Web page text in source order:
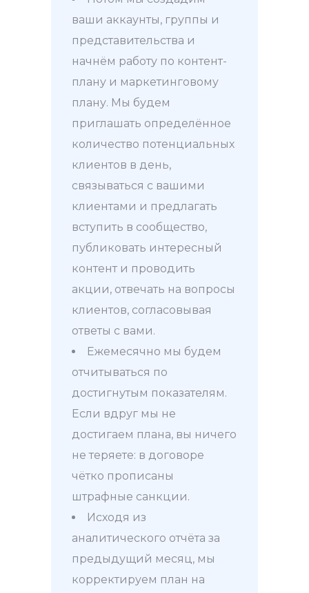
ваши аккаунты, группы и
представительства и
начнём работу по контент-
плану и маркетинговому
плану. Мы будем
приглашать определённое
количество потенциальных
клиентов в день,
связываться с вашими
клиентами и предлагать
вступить в сообщество,
публиковать интересный
контент и проводить
акции, отвечать на вопросы
клиентов, согласовывая
ответы с вами.
Ежемесячно мы будем
отчитываться по
достигнутым показателям.
Если вдруг мы не
достигаем плана, вы ничего
не теряете: в договоре
чётко прописаны
штрафные санкции.
Исходя из
аналитического отчёта за
предыдущий месяц, мы
корректируем план на